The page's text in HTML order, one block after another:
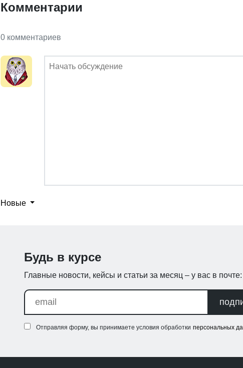
Комментарии
0 комментариев
Новые
Будь в курсе
Главные новости, кейсы и статьи за месяц – у вас в почте:
Отправляя форму, вы принимаете условия обработки персональных